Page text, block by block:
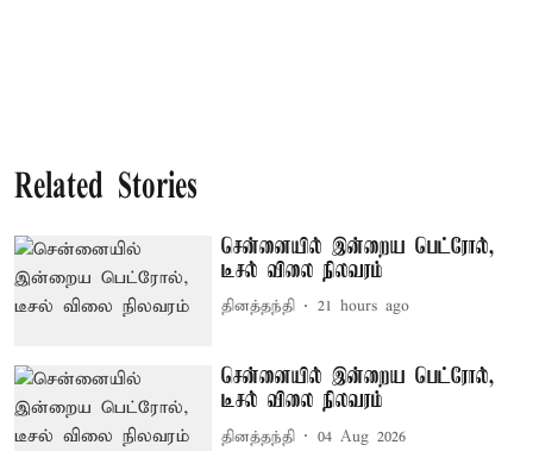
Related Stories
சென்னையில் இன்றைய பெட்ரோல்,
டீசல் விலை நிலவரம்
தினத்தந்தி 21 hours ago
சென்னையில் இன்றைய பெட்ரோல்,
டீசல் விலை நிலவரம்
தினத்தந்தி 04 Aug 2026